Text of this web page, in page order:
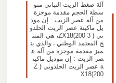
آلة ضغط الزيت النباتي متو
سطة الحجم مقدمة موجزة
من آلة عصر الزيت : إن مود
يل ماكينة عصر الزيت الحلذو
ني ( ZX18(200-3، هي المنت
ج المعتمد الوطني ، والذي يت
ميز مقدمة موجزة من آلة ع
صر الزيت : إن موديل ماكين
ة عصر الزيت الحلذوني ( Z
X18(200